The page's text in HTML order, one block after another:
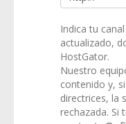
Indica tu
actualizado,
HostGator.
Nuestro
contenido y,
directrices, la
rechazada. Si